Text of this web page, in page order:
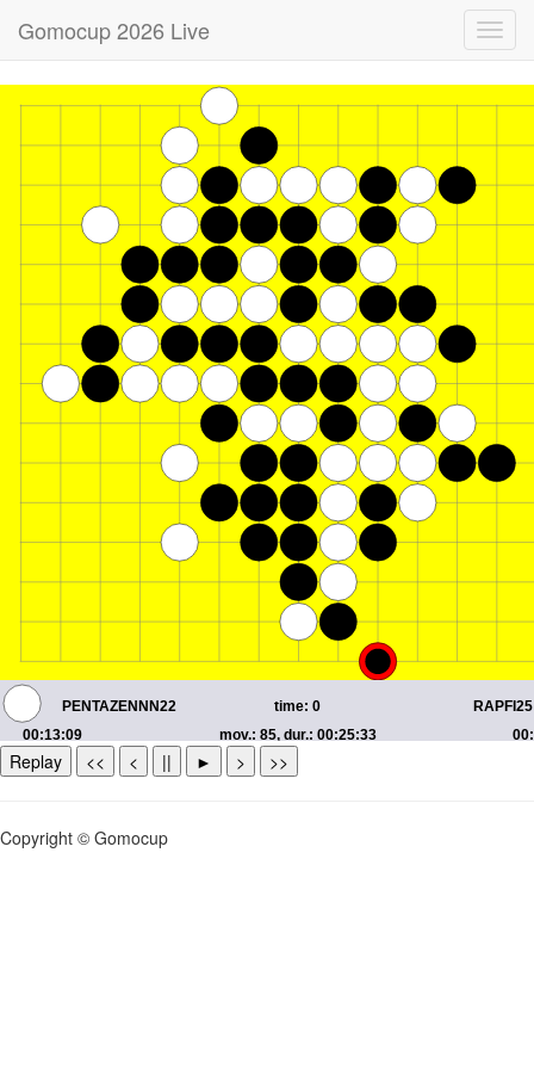
Gomocup 2026 Live
Replay << < || ► > >>
Copyright © Gomocup